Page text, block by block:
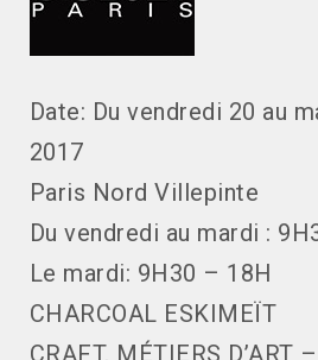
Date: Du vendredi 20 au
2017
Paris Nord Villepinte
Du vendredi au mardi :
Le mardi: 9H30 – 18H
CHARCOAL ESKIMEÏT
CRAFT, MÉTIERS D’ART